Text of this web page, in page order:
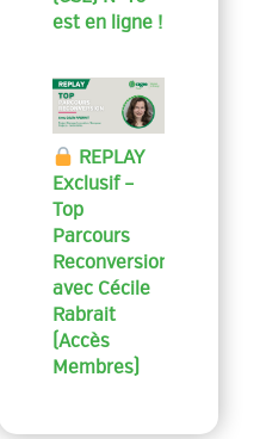
est en ligne !
REPLAY
Exclusif –
Top
Parcours
Reconversion
avec Cécile
Rabrait
(Accès
Membres)